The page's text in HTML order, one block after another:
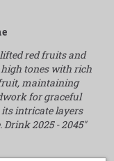
red fruits and
tones with rich
maintaining
for graceful
intricate layers
2025 - 2045"